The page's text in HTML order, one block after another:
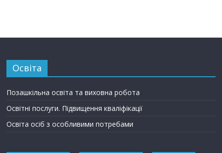
Освіта
Позашкільна освіта та виховна робота
Освітні послуги. Підвищення кваліфікації
Освіта осіб з особливими потребами